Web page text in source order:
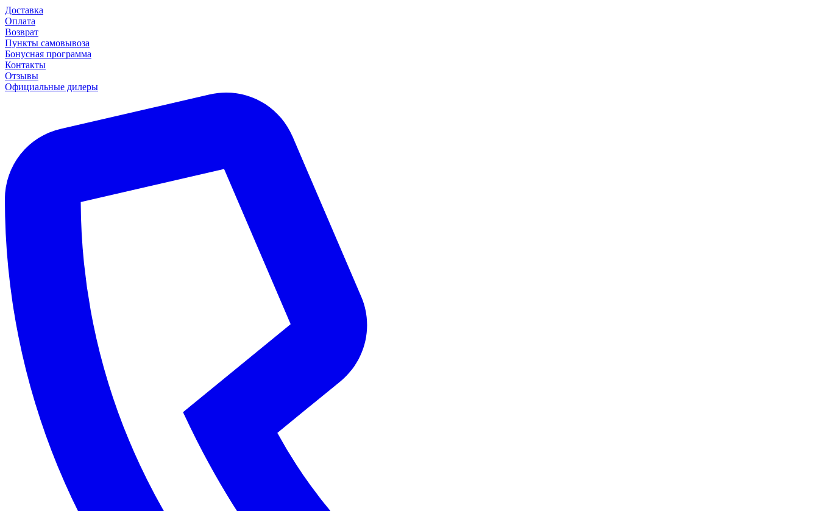
Доставка
Оплата
Возврат
Пункты самовывоза
Бонусная программа
Контакты
Отзывы
Официальные дилеры